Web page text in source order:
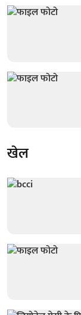
खेल